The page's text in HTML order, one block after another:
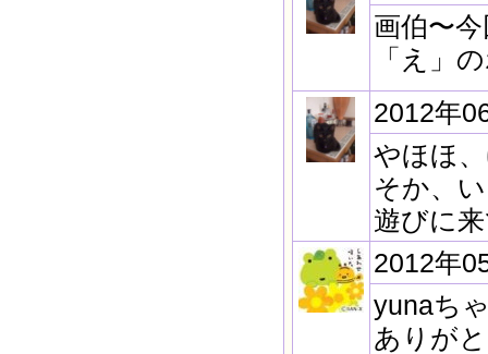
画伯〜
「え」
2012年
やほほ
そか、
遊びに
2012年
yunaち
ありが